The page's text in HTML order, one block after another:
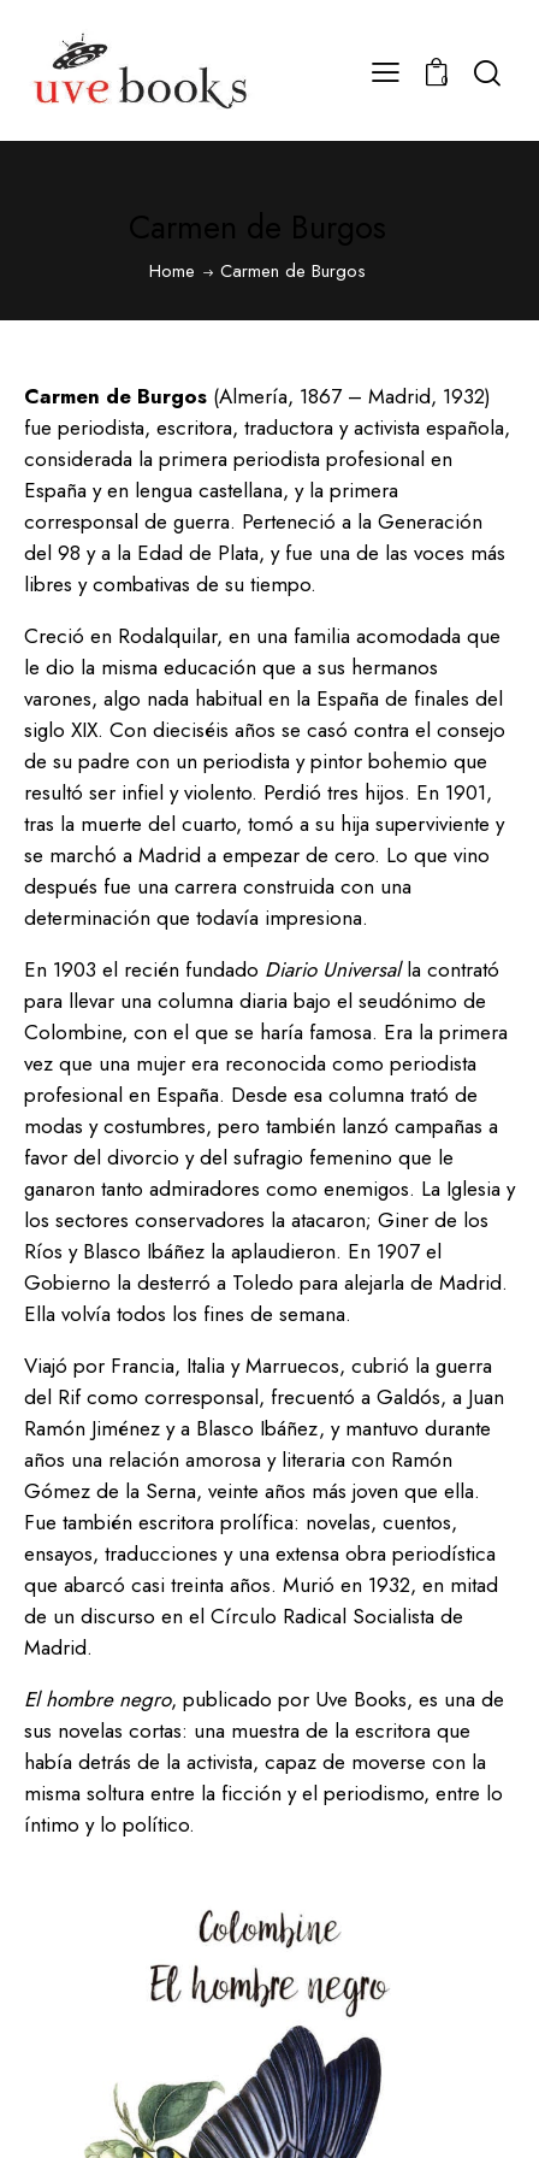
0
Home Carmen de Burgos
Carmen de Burgos (Almería, 1867 – Madrid, 1932)
fue periodista, escritora, traductora y activista española,
considerada la primera periodista profesional en
España y en lengua castellana, y la primera
corresponsal de guerra. Perteneció a la Generación
del 98 y a la Edad de Plata, y fue una de las voces más
libres y combativas de su tiempo.
Creció en Rodalquilar, en una familia acomodada que
le dio la misma educación que a sus hermanos
varones, algo nada habitual en la España de finales del
siglo XIX. Con dieciséis años se casó contra el consejo
de su padre con un periodista y pintor bohemio que
resultó ser infiel y violento. Perdió tres hijos. En 1901,
tras la muerte del cuarto, tomó a su hija superviviente y
se marchó a Madrid a empezar de cero. Lo que vino
después fue una carrera construida con una
determinación que todavía impresiona.
En 1903 el recién fundado Diario Universalla contrató
para llevar una columna diaria bajo el seudónimo de
Colombine, con el que se haría famosa. Era la primera
vez que una mujer era reconocida como periodista
profesional en España. Desde esa columna trató de
modas y costumbres, pero también lanzó campañas a
favor del divorcio y del sufragio femenino que le
ganaron tanto admiradores como enemigos. La Iglesia y
los sectores conservadores la atacaron; Giner de los
Ríos y Blasco Ibáñez la aplaudieron. En 1907 el
Gobierno la desterró a Toledo para alejarla de Madrid.
Ella volvía todos los fines de semana.
Viajó por Francia, Italia y Marruecos, cubrió la guerra
del Rif como corresponsal, frecuentó a Galdós, a Juan
Ramón Jiménez y a Blasco Ibáñez, y mantuvo durante
años una relación amorosa y literaria con Ramón
Gómez de la Serna, veinte años más joven que ella.
Fue también escritora prolífica: novelas, cuentos,
ensayos, traducciones y una extensa obra periodística
que abarcó casi treinta años. Murió en 1932, en mitad
de un discurso en el Círculo Radical Socialista de
Madrid.
El hombre negro, publicado por Uve Books, es una de
sus novelas cortas: una muestra de la escritora que
había detrás de la activista, capaz de moverse con la
misma soltura entre la ficción y el periodismo, entre lo
íntimo y lo político.